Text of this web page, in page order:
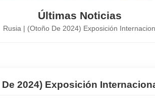
Últimas Noticias
Rusia | (Otoño De 2024) Exposición
2024) Exposición